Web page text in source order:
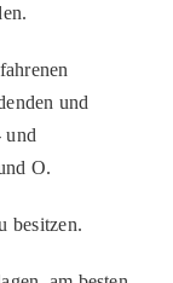
und
und
O.
besitzen.